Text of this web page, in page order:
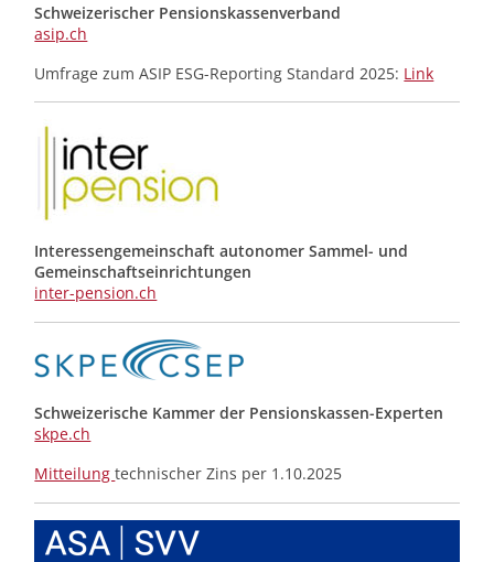
Schweizerischer Pensionskassenverband
asip.ch
Umfrage zum ASIP ESG-Reporting Standard 2025: Link
Interessengemeinschaft autonomer Sammel- und
Gemeinschafts­einrichtungen
inter-pension.ch
Schweizerische Kammer der Pensionskassen-Experten
skpe.ch
Mitteilungtechnischer Zins per 1.10.2025